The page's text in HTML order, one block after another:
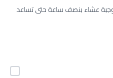
عشاء بنصف ساعة حتى تساعد